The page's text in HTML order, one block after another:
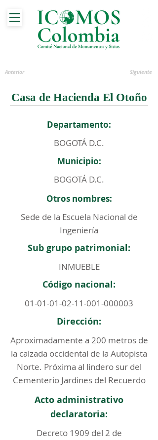
Anterior Siguiente
Casa de Hacienda El Otoño
Departamento:
BOGOTÁ D.C.
Municipio:
BOGOTÁ D.C.
Otros nombres:
Sede de la Escuela Nacional de
Ingeniería
Sub grupo patrimonial:
INMUEBLE
Código nacional:
01-01-01-02-11-001-000003
Dirección:
Aproximadamente a 200 metros de
la calzada occidental de la Autopista
Norte. Próxima al lindero sur del
Cementerio Jardines del Recuerdo
Acto administrativo
declaratoria:
Decreto 1909 del 2 de